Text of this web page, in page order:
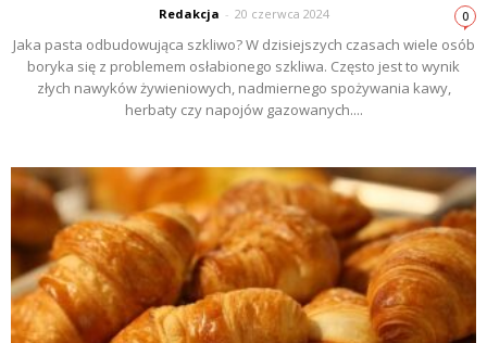
Redakcja - 20 czerwca 2024 0
Jaka pasta odbudowująca szkliwo? W dzisiejszych czasach wiele osób
boryka się z problemem osłabionego szkliwa. Często jest to wynik
złych nawyków żywieniowych, nadmiernego spożywania kawy,
herbaty czy napojów gazowanych....